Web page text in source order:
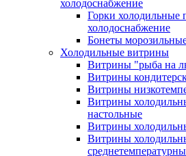
холодоснабжение
Горки холодильные
холодоснабжение
Бонеты
Холодильные витрины
Витрины "рыба на
Витрины
Витрины
Витрины
настольные
Витрины
Витрины